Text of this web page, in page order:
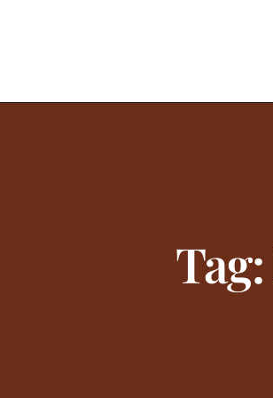
Tag: